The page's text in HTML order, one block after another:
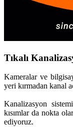
Tıkalı
Kameralar ve
yeri kırmadan kanal
Kanalizasyon
kısımlar da nokta
ediyoruz.